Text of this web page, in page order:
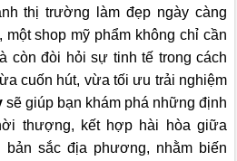
thị trường làm đẹp ngày càng
shop mỹ phẩm không chỉ cần
còn đòi hỏi sự tinh tế trong cách
cuốn hút, vừa tối ưu trải nghiệm
sẽ giúp bạn khám phá những định
thượng, kết hợp hài hòa giữa
bản sắc địa phương, nhằm biến